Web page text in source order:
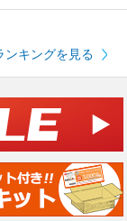
ンキングを見る